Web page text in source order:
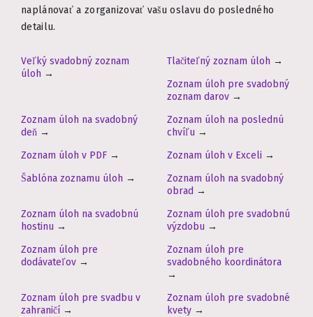
naplánovať a zorganizovať vašu oslavu do posledného
detailu.
Veľký svadobný zoznam
úloh →
Tlačiteľný zoznam úloh →
Zoznam úloh pre svadobný
zoznam darov →
Zoznam úloh na svadobný
deň →
Zoznam úloh na poslednú
chvíľu →
Zoznam úloh v PDF → Zoznam úloh v Exceli →
Šablóna zoznamu úloh →
Zoznam úloh na svadobný
obrad →
Zoznam úloh na svadobnú
hostinu →
Zoznam úloh pre svadobnú
výzdobu →
Zoznam úloh pre
dodávateľov →
Zoznam úloh pre
svadobného koordinátora
→
Zoznam úloh pre svadbu v
zahraničí →
Zoznam úloh pre svadobné
kvety →